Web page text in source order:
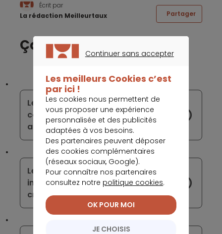
Écrit par
La rédaction Meilleurtaux
Partager
Ça peut vous intéresser
Les agrégateurs aident les
consommateurs à mieux gérer leur
argent
Le Crédit Agricole Atlantique Vendée
interdit les investissements en
cryptomonnaies
Continuer sans accepter
Les meilleurs Cookies c’est
par ici !
Les cookies nous permettent de
vous proposer une expérience
personnalisée et des publicités
adaptées à vos besoins.
Des partenaires peuvent déposer
des cookies complémentaires
(réseaux sociaux, Google).
Pour connaître nos partenaires
consultez notre politique cookies.
JE CHOISIS
OK POUR MOI